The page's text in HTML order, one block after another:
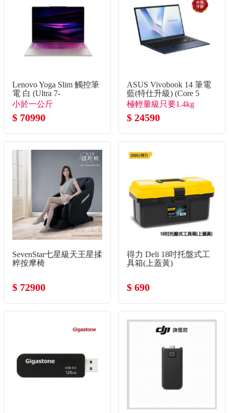
Lenovo Yoga Slim 觸控筆
電 白 (Ultra 7-
355/32G/1TB SSD/W11)
小於一公斤
$ 70990
ASUS Vivobook 14 筆電
藍(特仕升級) (Core 5
120U/8G+8G/1TB
SSD/W11)
極輕量級只要1.4kg
$ 24590
SevenStar七星級天王星揉
粹按摩椅
$ 72900
得力 Deli 18吋托盤式工
具箱(上蓋黃)
$ 690